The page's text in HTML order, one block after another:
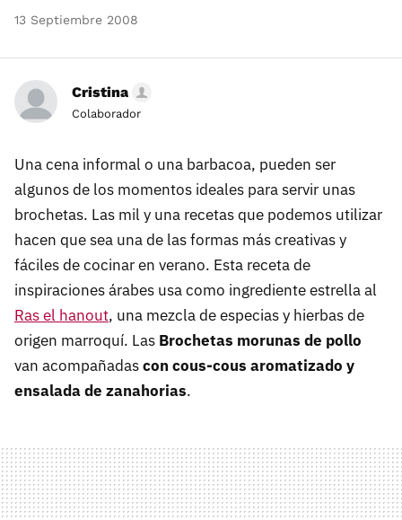
13 Septiembre 2008
Cristina
Colaborador
Una cena informal o una barbacoa, pueden ser
algunos de los momentos ideales para servir unas
brochetas. Las mil y una recetas que podemos utilizar
hacen que sea una de las formas más creativas y
fáciles de cocinar en verano. Esta receta de
inspiraciones árabes usa como ingrediente estrella al
Ras el hanout, una mezcla de especias y hierbas de
origen marroquí. Las Brochetas morunas de pollo
van acompañadascon cous-cous aromatizado y
ensalada de zanahorias.